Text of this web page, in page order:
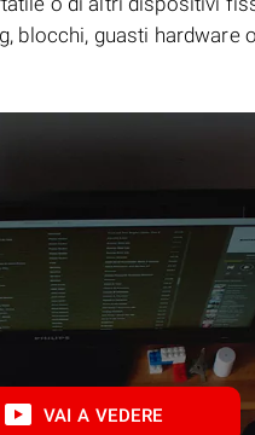
blocchi, guasti hardware
VAI A VEDERE